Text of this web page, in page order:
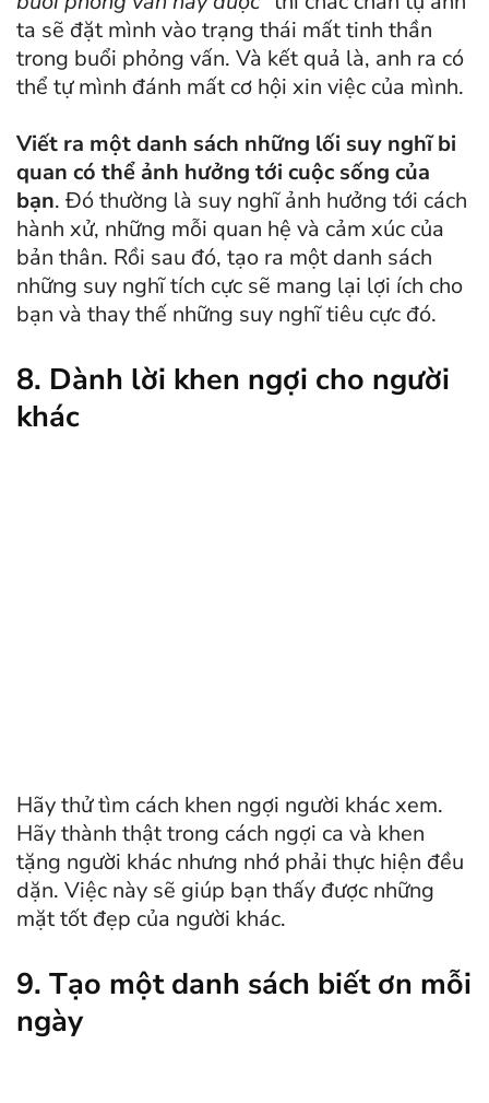
ta sẽ đặt mình vào trạng thái mất tinh thần
trong buổi phỏng vấn. Và kết quả là, anh ra có
thể tự mình đánh mất cơ hội xin việc của mình.
Viết ra một danh sách những lối suy nghĩ bi
quan có thể ảnh hưởng tới cuộc sống của
bạn. Đó thường là suy nghĩ ảnh hưởng tới cách
hành xử, những mỗi quan hệ và cảm xúc của
bản thân. Rồi sau đó, tạo ra một danh sách
những suy nghĩ tích cực sẽ mang lại lợi ích cho
bạn và thay thế những suy nghĩ tiêu cực đó.
8. Dành lời khen ngợi cho người
khác
Hãy thử tìm cách khen ngợi người khác xem.
Hãy thành thật trong cách ngợi ca và khen
tặng người khác nhưng nhớ phải thực hiện đều
dặn. Việc này sẽ giúp bạn thấy được những
mặt tốt đẹp của người khác.
9. Tạo một danh sách biết ơn mỗi
ngày